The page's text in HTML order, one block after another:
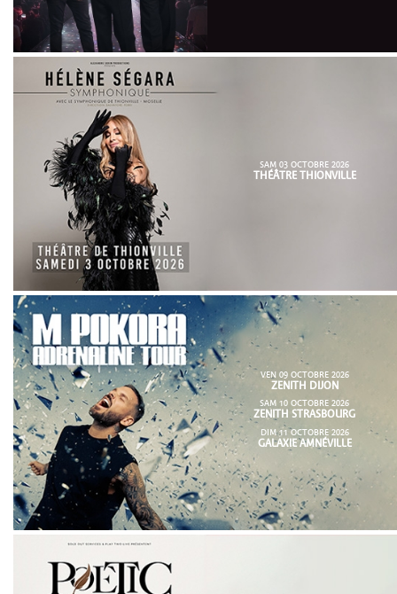
SAM 03 OCTOBRE 2026
THÉÂTRE THIONVILLE
VEN 09 OCTOBRE 2026
ZENITH DIJON
SAM 10 OCTOBRE 2026
ZENITH STRASBOURG
DIM 11 OCTOBRE 2026
GALAXIE AMNÉVILLE